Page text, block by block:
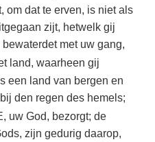
om dat te erven, is niet als
zijt, hetwelk gij
met uw gang,
land, waarheen gij
een land van bergen en
den regen des hemels;
uw God, bezorgt; de
zijn gedurig daarop,